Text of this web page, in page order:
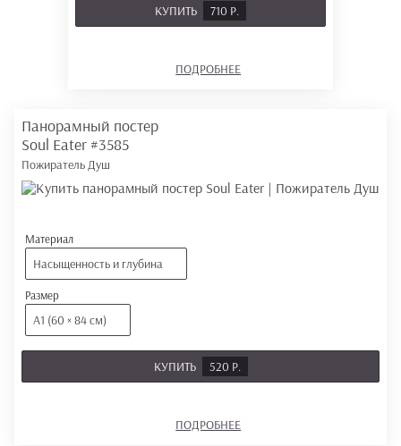
КУПИТЬ 710 Р.
ПОДРОБНЕЕ
Панорамный постер
Soul Eater #3585
Пожиратель Душ
Материал
Насыщенность и глубина
Размер
А1 (60 × 84 см)
КУПИТЬ 520 Р.
ПОДРОБНЕЕ